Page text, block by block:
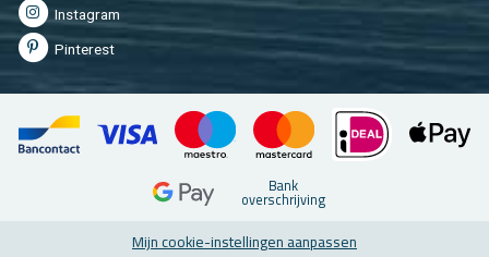
In­st­agram
Pin­te­rest
Bank
over­schrij­ving
Mijn coo­kie-in­stel­lin­gen aan­pas­sen